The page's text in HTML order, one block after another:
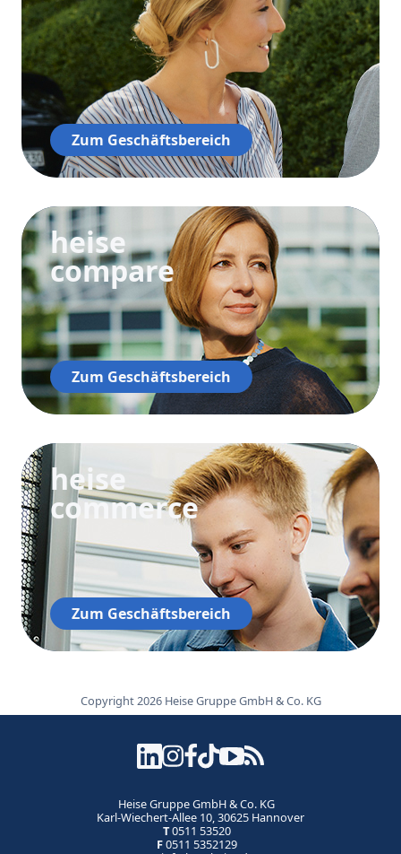
Zum Geschäftsbereich
heise
compare
Zum Geschäftsbereich
heise
commerce
Zum Geschäftsbereich
Copyright 2026 Heise Gruppe GmbH & Co. KG
Heise Gruppe GmbH & Co. KG
Karl-Wiechert-Allee 10, 30625 Hannover
T0511 53520
F0511 5352129